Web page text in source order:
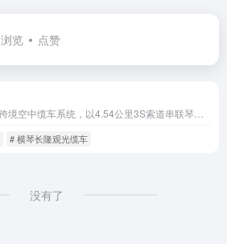
浏览 点赞
# 横琴长隆观光缆车
没有了